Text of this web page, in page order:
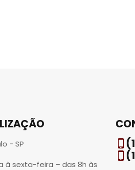
- SP
à sexta-feira – das 8h às